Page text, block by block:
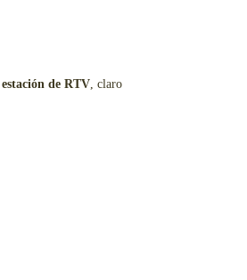
estación de RTV, claro